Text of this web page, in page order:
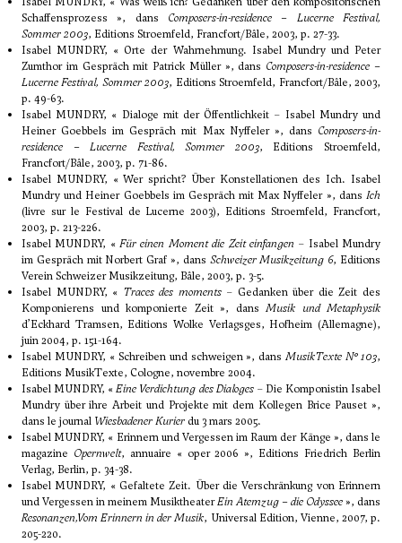
Schaffensprozess », dans Composers-in-residence – Lucerne Festival,
Sommer 2003, Editions Stroemfeld, Francfort/Bâle, 2003, p. 27-33.
Isabel MUNDRY, « Orte der Wahrnehmung. Isabel Mundry und Peter
Zumthor im Gespräch mit Patrick Müller », dans Composers-in-residence –
Lucerne Festival, Sommer 2003, Editions Stroemfeld, Francfort/Bâle, 2003,
p. 49-63.
Isabel MUNDRY, « Dialoge mit der Öffentlichkeit – Isabel Mundry und
Heiner Goebbels im Gespräch mit Max Nyffeler », dans Composers-in-
residence – Lucerne Festival, Sommer 2003, Editions Stroemfeld,
Francfort/Bâle, 2003, p. 71-86.
Isabel MUNDRY, « Wer spricht? Über Konstellationen des Ich. Isabel
Mundry und Heiner Goebbels im Gespräch mit Max Nyffeler », dans Ich
(livre sur le Festival de Lucerne 2003), Editions Stroemfeld, Francfort,
2003, p. 213-226.
Isabel MUNDRY, «Für einen Moment die Zeit einfangen – Isabel Mundry
im Gespräch mit Norbert Graf », dans Schweizer Musikzeitung 6, Editions
Verein Schweizer Musikzeitung, Bâle, 2003, p. 3-5.
Isabel MUNDRY, « Traces des moments– Gedanken über die Zeit des
Komponierens und komponierte Zeit », dans Musik und Metaphysik
d’Eckhard Tramsen, Editions Wolke Verlagsges, Hofheim (Allemagne),
juin 2004, p. 151-164.
Isabel MUNDRY, « Schreiben und schweigen », dansMusikTexte N° 103,
Editions MusikTexte, Cologne, novembre 2004.
Isabel MUNDRY, «Eine Verdichtung des Dialoges– Die Komponistin Isabel
Mundry über ihre Arbeit und Projekte mit dem Kollegen Brice Pauset »,
dans le journal Wiesbadener Kurier du 3 mars 2005.
Isabel MUNDRY, « Erinnern und Vergessen im Raum der Känge », dans le
magazine Opernwelt, annuaire « oper 2006 », Editions Friedrich Berlin
Verlag, Berlin, p. 34-38.
Isabel MUNDRY, « Gefaltete Zeit. Über die Verschränkung von Erinnern
und Vergessen in meinem MusiktheaterEin Atemzug – die Odyssee », dans
Resonanzen,Vom Erinnern in der Musik, Universal Edition, Vienne, 2007, p.
205-220.